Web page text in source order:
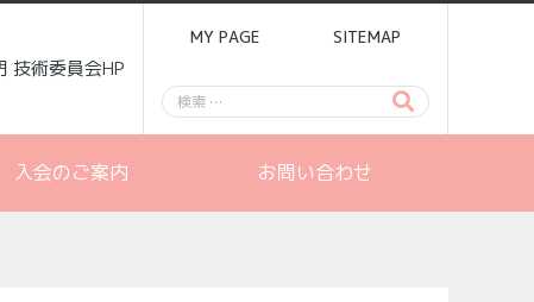
技術委員会HP
MY PAGE SITEMAP
入会のご案内 お問い合わせ